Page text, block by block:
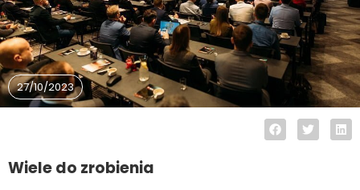
27/10/2023
Wiele do zrobienia